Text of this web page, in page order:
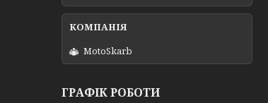
MotoSkarb
ГРАФІК РОБОТИ